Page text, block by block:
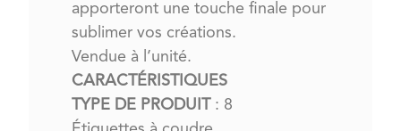
apporteront une touche finale pour
sublimer vos créations.
Vendue à l’unité.
CARACTÉRISTIQUES
TYPE DE PRODUIT: 8